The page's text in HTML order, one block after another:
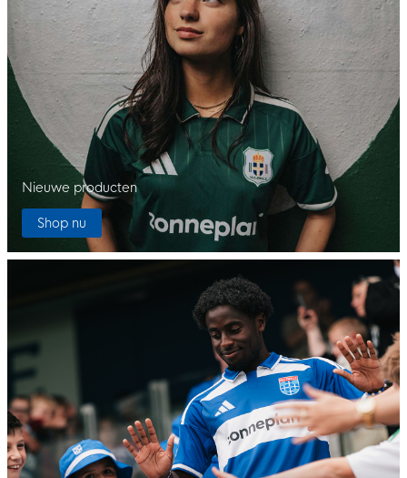
Nieuwe producten
Shop nu